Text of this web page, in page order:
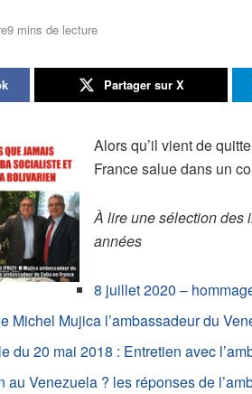
mins de lecture
Partager sur X
Alors qu’il vient de
France salue dans un
À lire une sélection des
années
8 juillet 2020 –
Michel Mujica l’ambassadeur du
du 20 mai 2018 : Entretien avec
au Venezuela ? les réponses de